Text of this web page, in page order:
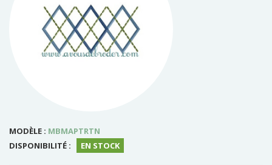
MODÈLE : MBMAPTRTN
DISPONIBILITÉ :
EN STOCK